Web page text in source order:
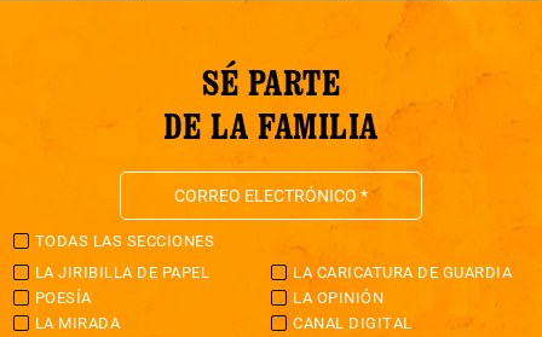
SÉ PARTE
DE LA FAMILIA
TODAS LAS SECCIONES
LA JIRIBILLA DE PAPEL
LA CARICATURA DE GUARDIA
POESÍA
LA OPINIÓN
LA MIRADA
CANAL DIGITAL